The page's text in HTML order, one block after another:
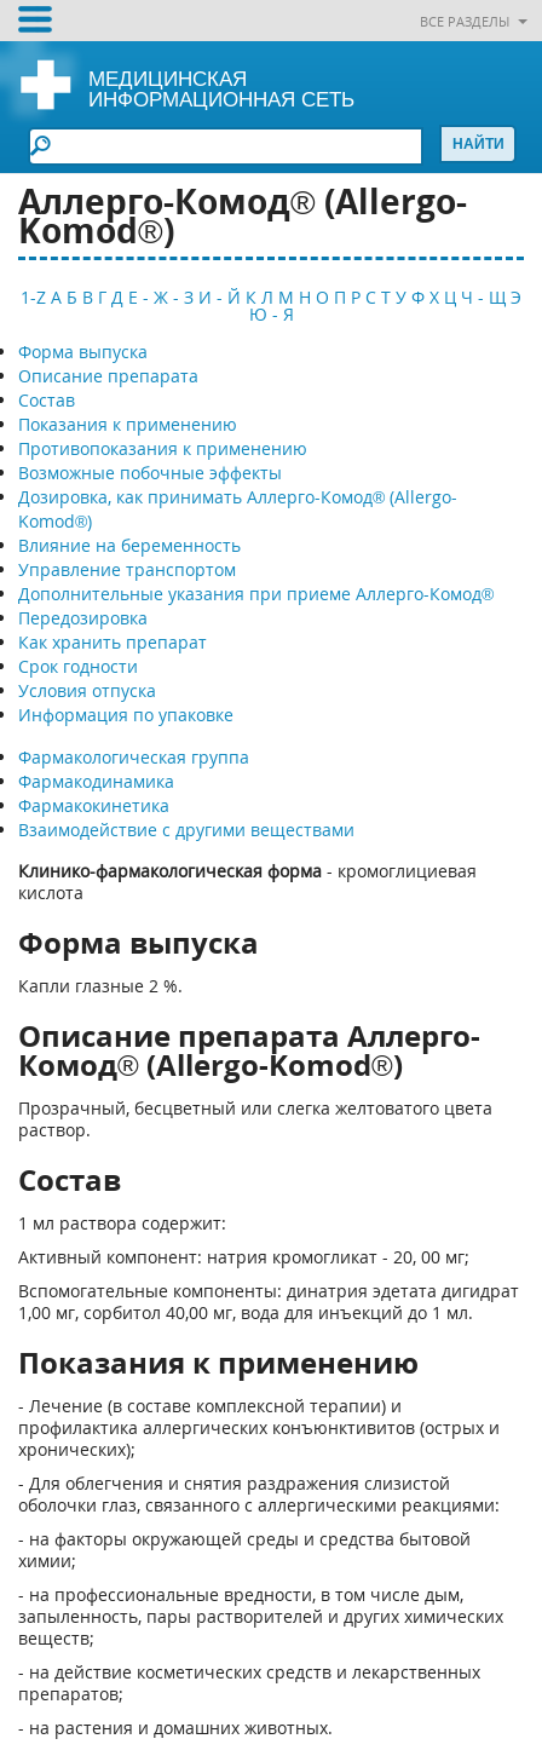
ВСЕ РАЗДЕЛЫ
МЕДИЦИНСКАЯ
ИНФОРМАЦИОННАЯ СЕТЬ
Аллерго-Комод® (Allergo-
Komod®)
1-Z А Б В Г Д Е - Ж - З И - Й К Л М Н О П Р С Т У Ф Х Ц Ч - Щ Э
Ю - Я
Форма выпуска
Описание препарата
Состав
Показания к применению
Противопоказания к применению
Возможные побочные эффекты
Дозировка, как принимать Аллерго-Комод® (Allergo-
Komod®)
Влияние на беременность
Управление транспортом
Дополнительные указания при приеме Аллерго-Комод®
Передозировка
Как хранить препарат
Срок годности
Условия отпуска
Информация по упаковке
Фармакологическая группа
Фармакодинамика
Фармакокинетика
Взаимодействие с другими веществами
Клинико-фармакологическая форма - кромоглициевая
кислота
Форма выпуска
Капли глазные 2 %.
Описание препарата Аллерго-
Комод® (Allergo-Komod®)
Прозрачный, бесцветный или слегка желтоватого цвета
раствор.
Состав
1 мл раствора содержит:
Активный компонент: натрия кромогликат - 20, 00 мг;
Вспомогательные компоненты: динатрия эдетата дигидрат
1,00 мг, сорбитол 40,00 мг, вода для инъекций до 1 мл.
Показания к применению
- Лечение (в составе комплексной терапии) и
профилактика аллергических конъюнктивитов (острых и
хронических);
- Для облегчения и снятия раздражения слизистой
оболочки глаз, связанного с аллергическими реакциями:
- на факторы окружающей среды и средства бытовой
химии;
- на профессиональные вредности, в том числе дым,
запыленность, пары растворителей и других химических
веществ;
- на действие косметических средств и лекарственных
препаратов;
- на растения и домашних животных.